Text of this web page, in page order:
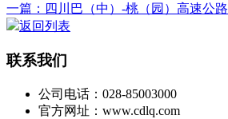
一篇：四川巴（中）-桃（园）高速公路
返回列表
联系我们
公司电话：028-85003000
官方网址：www.cdlq.com